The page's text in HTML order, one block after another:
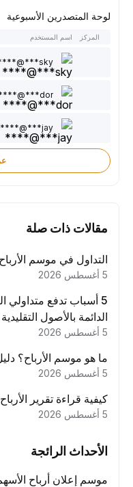
لوحة المتصدرين الأسبوعية
المركز اسم المستخدم
sky***@****
dor***@****
jay***@****
عرض
مقالات ذات صلة
التداول في موسم الأرباح:
5 أسباب تدفع متداولي
الدائمة بالأصول التقليدية (TradFi)
ما هو موسم الأرباح؟ دليل
كيفية قراءة تقرير الأرباح
الأحداث الرائجة
موسم إعلان أرباح الأسهم: